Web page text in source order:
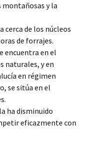
montañosas y la
cerca de los núcleos
de forrajes.
encuentra en el
naturales, y en
en régimen
se sitúa en el
ha disminuido
eficazmente con